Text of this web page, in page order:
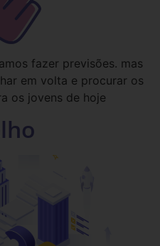
fazer previsões. mas
em volta e procurar os
os jovens de hoje